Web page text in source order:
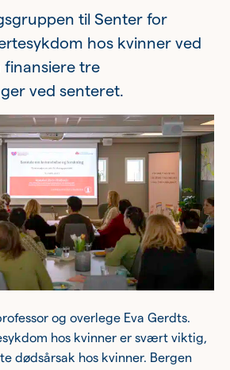
til Senter for
hos kvinner ved
finansiere tre
ved senteret.
og overlege Eva Gerdts.
hos kvinner er svært viktig,
dødsårsak hos kvinner. Bergen